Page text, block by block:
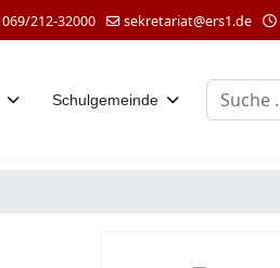
069/212-32000 sekretariat@ers1.de
Schulgemeinde Suchen